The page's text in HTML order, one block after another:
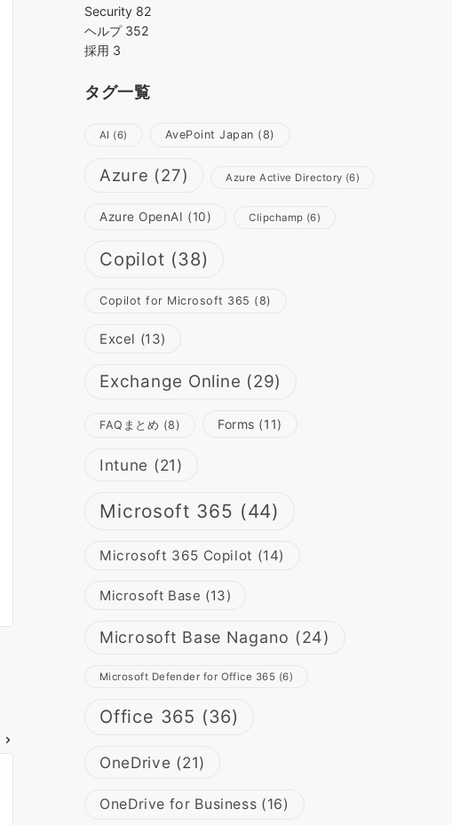
Security 82
ヘルプ 352
採用 3
タグ一覧
AI (6) AvePoint Japan (8)
Azure (27) Azure Active Directory (6)
Azure OpenAI (10) Clipchamp (6)
Copilot (38)
Copilot for Microsoft 365 (8)
Excel (13)
Exchange Online (29)
FAQまとめ (8) Forms (11)
Intune (21)
Microsoft 365 (44)
Microsoft 365 Copilot (14)
Microsoft Base (13)
Microsoft Base Nagano (24)
Microsoft Defender for Office 365 (6)
Office 365 (36)
OneDrive (21)
OneDrive for Business (16)